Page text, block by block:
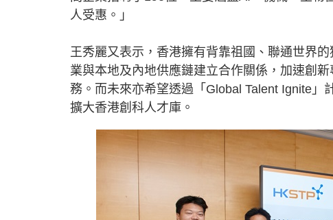
人受惠。」
王秀麗又表示，香港擁有背靠祖國、聯通世界
業與本地及內地供應鏈建立合作關係，加速創
務。而未來亦希望透過「Global Talent Ignite」
擴大香港創科人才庫。